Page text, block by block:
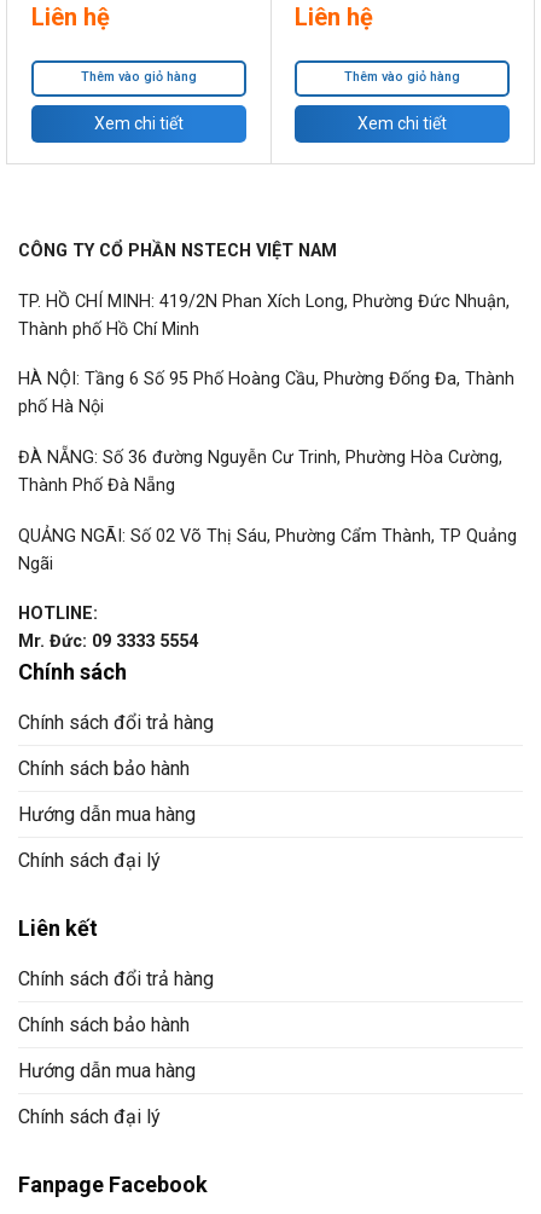
Liên hệ
Thêm vào giỏ hàng
Xem chi tiết
Liên hệ
Thêm vào giỏ hàng
Xem chi tiết
CÔNG TY CỔ PHẦN NSTECH VIỆT NAM
TP. HỒ CHÍ MINH: 419/2N Phan Xích Long, Phường Đức Nhuận,
Thành phố Hồ Chí Minh
HÀ NỘI: Tầng 6 Số 95 Phố Hoàng Cầu, Phường Đống Đa, Thành
phố Hà Nội
ĐÀ NẴNG: Số 36 đường Nguyễn Cư Trinh, Phường Hòa Cường,
Thành Phố Đà Nẵng
QUẢNG NGÃI: Số 02 Võ Thị Sáu, Phường Cẩm Thành, TP Quảng
Ngãi
HOTLINE:
Mr. Đức: 09 3333 5554
Chính sách
Chính sách đổi trả hàng
Chính sách bảo hành
Hướng dẫn mua hàng
Chính sách đại lý
Liên kết
Chính sách đổi trả hàng
Chính sách bảo hành
Hướng dẫn mua hàng
Chính sách đại lý
Fanpage Facebook